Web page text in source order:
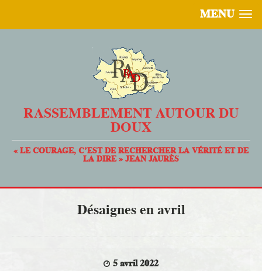
MENU
RASSEMBLEMENT AUTOUR DU
DOUX
« LE COURAGE, C’EST DE RECHERCHER LA VÉRITÉ ET DE
LA DIRE » JEAN JAURÈS
Désaignes en avril
5 avril 2022